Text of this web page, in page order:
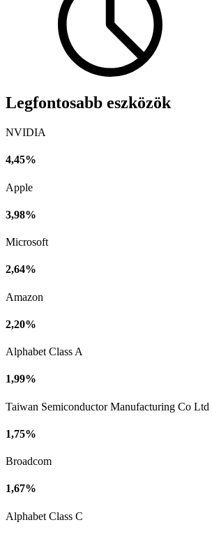
Legfontosabb eszközök
NVIDIA
4,45%
Apple
3,98%
Microsoft
2,64%
Amazon
2,20%
Alphabet Class A
1,99%
Taiwan Semiconductor Manufacturing Co Ltd
1,75%
Broadcom
1,67%
Alphabet Class C